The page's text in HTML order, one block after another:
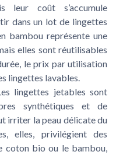
leur coût s’accumule
dans un lot de lingettes
bambou représente une
elles sont réutilisables
le prix par utilisation
lingettes lavables.
lingettes jetables sont
synthétiques et de
irriter la peau délicate du
elles, privilégient des
coton bio ou le bambou,